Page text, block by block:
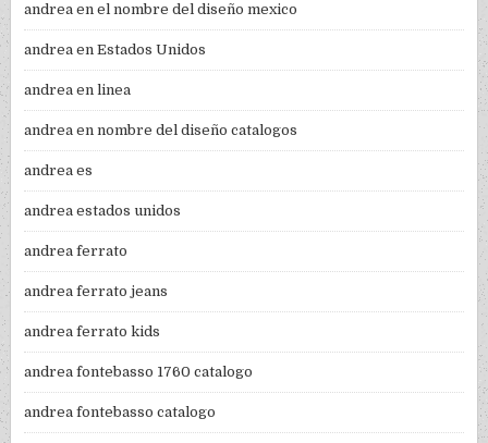
andrea en el nombre del diseño mexico
andrea en Estados Unidos
andrea en linea
andrea en nombre del diseño catalogos
andrea es
andrea estados unidos
andrea ferrato
andrea ferrato jeans
andrea ferrato kids
andrea fontebasso 1760 catalogo
andrea fontebasso catalogo